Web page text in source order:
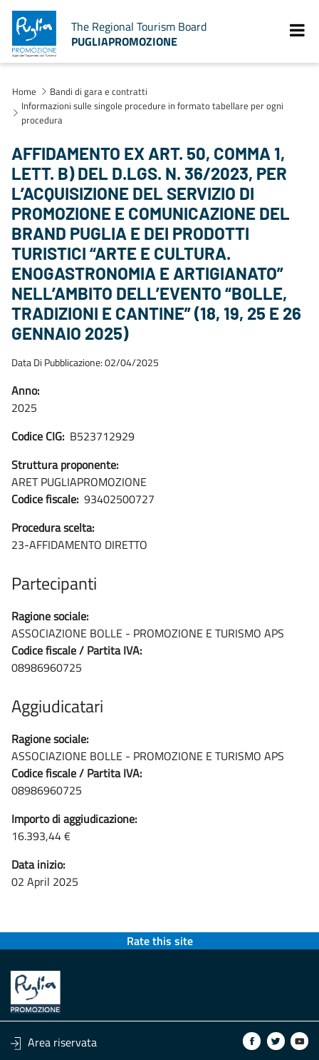
The Regional Tourism Board
PUGLIAPROMOZIONE
Home
Bandi di gara e contratti
Informazioni sulle singole procedure in formato tabellare per ogni
procedura
AFFIDAMENTO EX ART. 50, COMMA 1,
LETT. B) DEL D.LGS. N. 36/2023, PER
L’ACQUISIZIONE DEL SERVIZIO DI
PROMOZIONE E COMUNICAZIONE DEL
BRAND PUGLIA E DEI PRODOTTI
TURISTICI “ARTE E CULTURA.
ENOGASTRONOMIA E ARTIGIANATO”
NELL’AMBITO DELL’EVENTO “BOLLE,
TRADIZIONI E CANTINE” (18, 19, 25 E 26
GENNAIO 2025)
Data Di Pubblicazione: 02/04/2025
Anno:
2025
Codice CIG: B523712929
Struttura proponente:
ARET PUGLIAPROMOZIONE
Codice fiscale: 93402500727
Procedura scelta:
23-AFFIDAMENTO DIRETTO
Partecipanti
Ragione sociale:
ASSOCIAZIONE BOLLE - PROMOZIONE E TURISMO APS
Codice fiscale / Partita IVA:
08986960725
Aggiudicatari
Ragione sociale:
ASSOCIAZIONE BOLLE - PROMOZIONE E TURISMO APS
Codice fiscale / Partita IVA:
08986960725
Importo di aggiudicazione:
16.393,44 €
Data inizio:
02 April 2025
Rate this site
Area riservata